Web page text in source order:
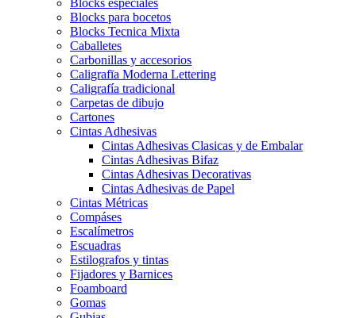
Blocks para bocetos
Blocks Tecnica Mixta
Caballetes
Carbonillas y accesorios
Caligrafīa Moderna Lettering
Caligrafía tradicional
Carpetas de dibujo
Cartones
Cintas Adhesivas
Cintas Adhesivas Clasicas y de Embalar
Cintas Adhesivas Bifaz
Cintas Adhesivas Decorativas
Cintas Adhesivas de Papel
Cintas Métricas
Compáses
Escalímetros
Escuadras
Estilografos y tintas
Fijadores y Barnices
Foamboard
Gomas